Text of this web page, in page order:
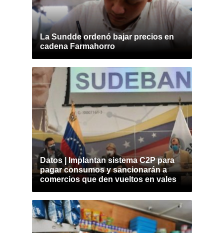
La Sundde ordenó bajar precios en
cadena Farmahorro
Datos | Implantan sistema C2P para
pagar consumos y sancionarán a
comercios que den vueltos en vales